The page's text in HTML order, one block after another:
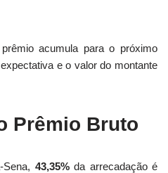
acumula para o próximo
e o valor do montante
Prêmio Bruto
43,35%da arrecadação é